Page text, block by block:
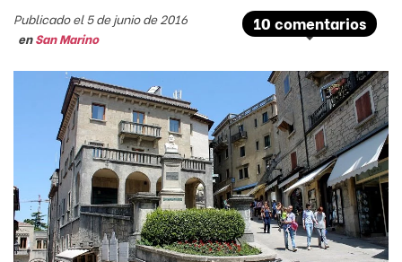
10 comentarios
Publicado el 5 de junio de 2016
enSan Marino